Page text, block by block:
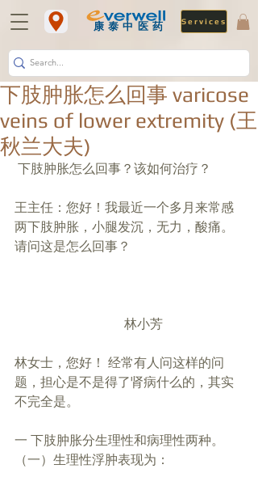
Services
​康泰中医药
下肢肿胀怎么回事 varicose
veins of lower extremity (王
秋兰大夫)
下肢肿胀怎么回事？该如何治疗？
王主任：您好！我最近一个多月来常感
两下肢肿胀，小腿发沉，无力，酸痛。
请问这是怎么回事？
                                  林小芳
林女士，您好！ 经常有人问这样的问
题，担心是不是得了肾病什么的，其实
不完全是。
一 下肢肿胀分生理性和病理性两种。
（一）生理性浮肿表现为：